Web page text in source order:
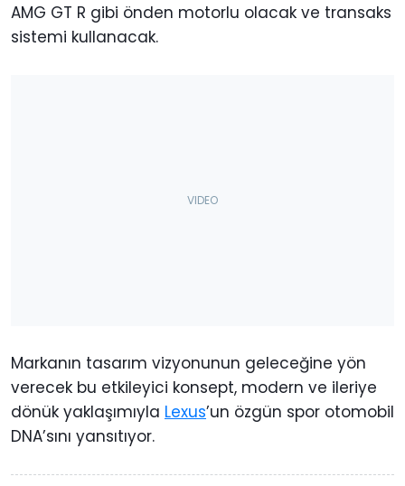
AMG GT R gibi önden motorlu olacak ve transaks
sistemi kullanacak.
Markanın tasarım vizyonunun geleceğine yön
verecek bu etkileyici konsept, modern ve ileriye
dönük yaklaşımıyla Lexus’un özgün spor otomobil
DNA’sını yansıtıyor.